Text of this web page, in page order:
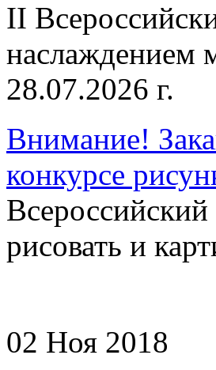
II
наслаждением
28.07.2026 г.
Внимание!
конкурсе
рисовать и
02 Ноя 2018